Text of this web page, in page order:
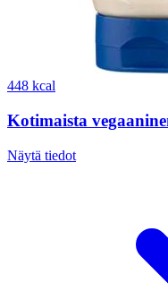
448 kcal
Kotimaista
Näytä tiedot